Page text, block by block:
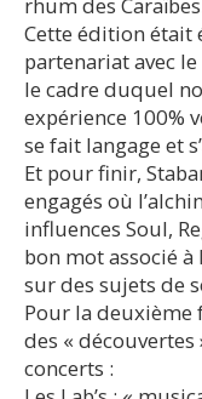
Cette édition était
partenariat avec
le cadre duquel
expérience 100%
se fait langage et
Et pour finir,
engagés où
influences Soul,
bon mot associé
sur des sujets de
Pour la deuxième
des «
concerts :